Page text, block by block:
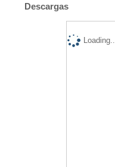
Descargas